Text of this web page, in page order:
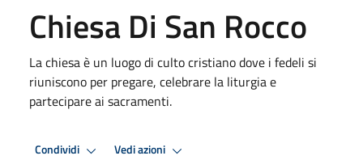
Chiesa Di San Rocco
La chiesa è un luogo di culto cristiano dove i fedeli si
riuniscono per pregare, celebrare la liturgia e
partecipare ai sacramenti.
Condividi Vedi azioni